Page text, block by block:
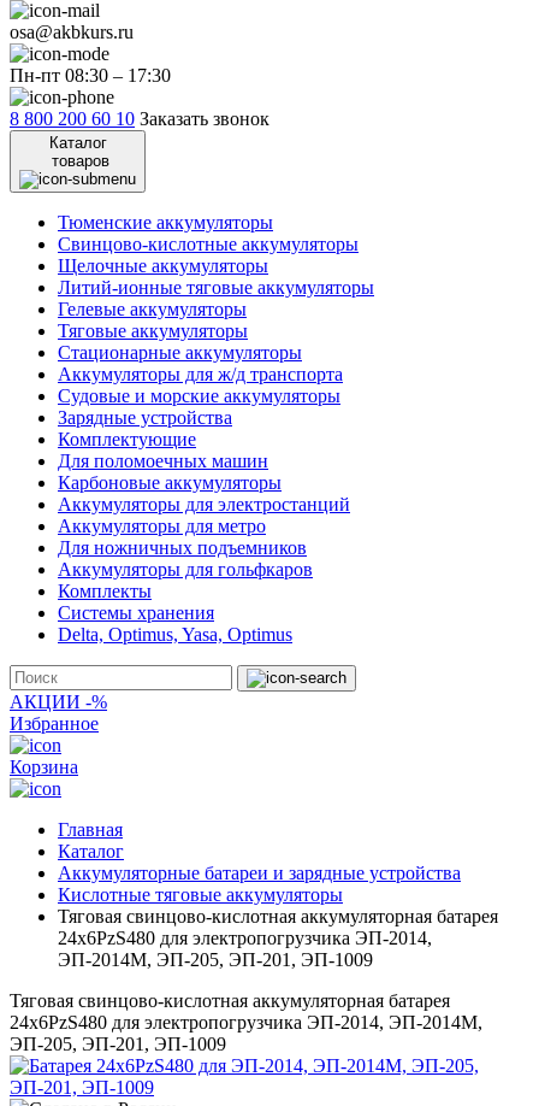
osa@akbkurs.ru
Пн-пт 08:30 – 17:30
8 800 200 60 10 Заказать звонок
Каталог
товаров
Тюменские аккумуляторы
Свинцово-кислотные аккумуляторы
Щелочные аккумуляторы
Литий-ионные тяговые аккумуляторы
Гелевые аккумуляторы
Тяговые аккумуляторы
Стационарные аккумуляторы
Аккумуляторы для ж/д транспорта
Судовые и морские аккумуляторы
Зарядные устройства
Комплектующие
Для поломоечных машин
Карбоновые аккумуляторы
Аккумуляторы для электростанций
Аккумуляторы для метро
Для ножничных подъемников
Аккумуляторы для гольфкаров
Комплекты
Системы хранения
Delta, Optimus, Yasa, Optimus
АКЦИИ -%
Избранное
Корзина
Главная
Каталог
Аккумуляторные батареи и зарядные устройства
Кислотные тяговые аккумуляторы
Тяговая свинцово-кислотная аккумуляторная батарея
24х6PzS480 для электропогрузчика ЭП-2014,
ЭП-2014М, ЭП-205, ЭП-201, ЭП-1009
Тяговая свинцово-кислотная аккумуляторная батарея
24х6PzS480 для электропогрузчика ЭП-2014, ЭП-2014М,
ЭП-205, ЭП-201, ЭП-1009